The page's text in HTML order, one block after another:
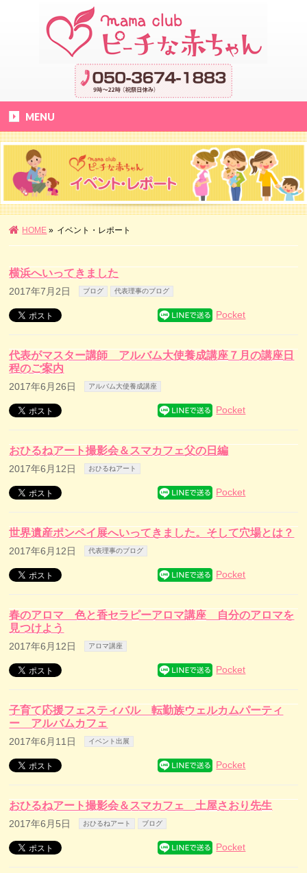
MENU
HOME » イベント・レポート
横浜へいってきました
2017年7月2日 ブログ 代表理事のブログ
Pocket
代表がマスター講師 アルバム大使養成講座７月の講座日
程のご案内
2017年6月26日 アルバム大使養成講座
Pocket
おひるねアート撮影会＆スマカフェ父の日編
2017年6月12日 おひるねアート
Pocket
世界遺産ポンペイ展へいってきました。そして穴場とは？
2017年6月12日 代表理事のブログ
Pocket
春のアロマ 色と香セラピーアロマ講座 自分のアロマを
見つけよう
2017年6月12日 アロマ講座
Pocket
子育て応援フェスティバル 転勤族ウェルカムパーティ
ー アルバムカフェ
2017年6月11日 イベント出展
Pocket
おひるねアート撮影会＆スマカフェ 土屋さおり先生
2017年6月5日 おひるねアート ブログ
Pocket